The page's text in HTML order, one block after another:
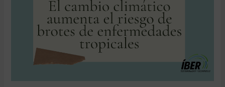
enfermedades
tropicales